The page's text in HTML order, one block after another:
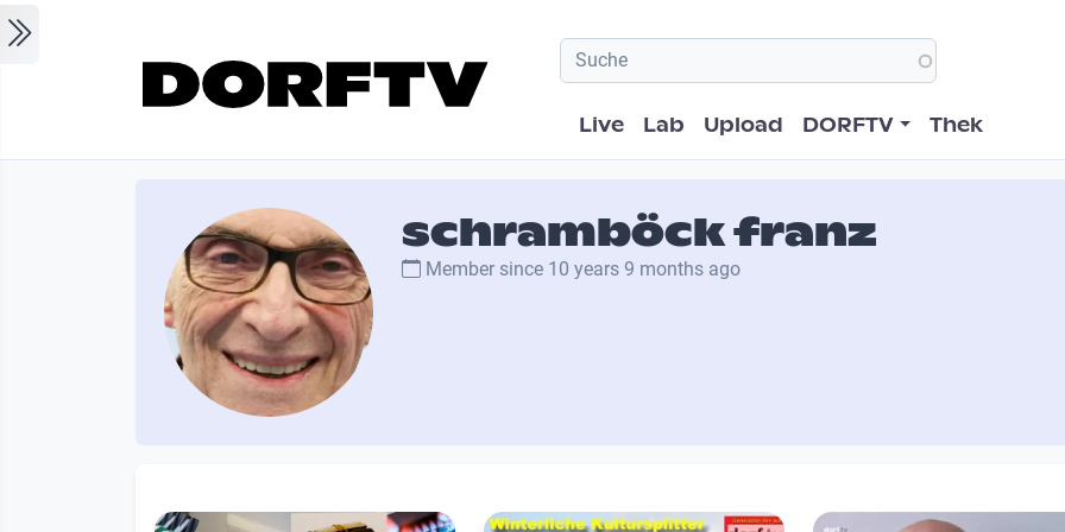
Hauptnavigation
Live Lab Upload DORFTV Thek
schramböck franz
Member since 10 years 9 months ago